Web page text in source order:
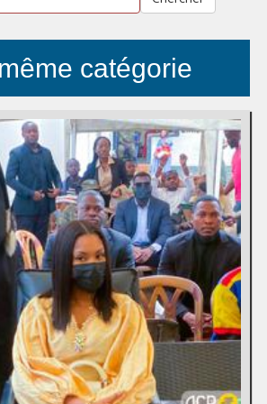
catégorie